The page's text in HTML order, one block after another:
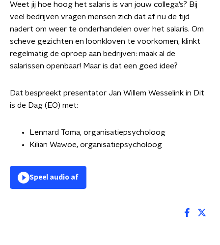
Weet jij hoe hoog het salaris is van jouw collega’s? Bij
veel bedrijven vragen mensen zich dat af nu de tijd
nadert om weer te onderhandelen over het salaris. Om
scheve gezichten en loonkloven te voorkomen, klinkt
regelmatig de oproep aan bedrijven: maak al de
salarissen openbaar! Maar is dat een goed idee?
Dat bespreekt presentator Jan Willem Wesselink in Dit
is de Dag (EO) met:
Lennard Toma, organisatiepsycholoog
Kilian Wawoe, organisatiepsycholoog
Speel audio af